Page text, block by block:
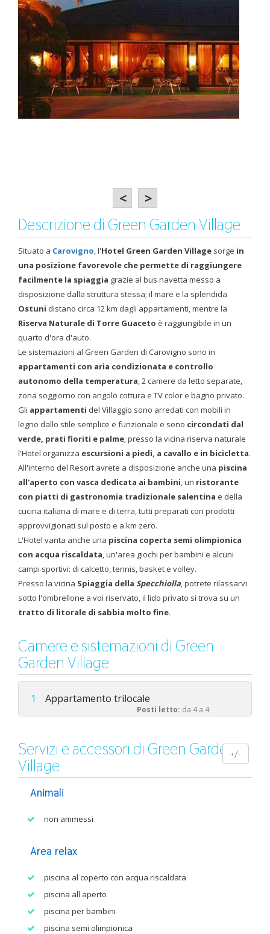
< >
Descrizione di Green Garden Village
Situato a Carovigno, l'Hotel Green Garden Village sorge in
una posizione favorevole che permette di raggiungere
facilmente la spiaggia grazie al bus navetta messo a
disposizione dalla struttura stessa; il mare e la splendida
Ostuni distano circa 12 km dagli appartamenti, mentre la
Riserva Naturale di Torre Guaceto è raggiungibile in un
quarto d'ora d'auto.
Le sistemazioni al Green Garden di Carovigno sono in
appartamenti con aria condizionata e controllo
autonomo della temperatura, 2 camere da letto separate,
zona soggiorno con angolo cottura e TV color e bagno privato.
Gli appartamenti del Villaggio sono arredati con mobili in
legno dallo stile semplice e funzionale e sono circondati dal
verde, prati fioriti e palme; presso la vicina riserva naturale
l'Hotel organizza escursioni a piedi, a cavallo e in bicicletta.
All'interno del Resort avrete a disposizione anche una piscina
all'aperto con vasca dedicata ai bambini, un ristorante
con piatti di gastronomia tradizionale salentina e della
cucina italiana di mare e di terra, tutti preparati con prodotti
approvvigionati sul posto e a km zero.
L'Hotel vanta anche una piscina coperta semi olimpionica
con acqua riscaldata, un'area giochi per bambini e alcuni
campi sportivi: di calcetto, tennis, basket e volley.
Presso la vicina Spiaggia della Specchiolla, potrete rilassarvi
sotto l'ombrellone a voi riservato, il lido privato si trova su un
tratto di litorale di sabbia molto fine.
Camere e sistemazioni di Green
Garden Village
1 Appartamento trilocale
Posti letto: da 4 a 4
Servizi e accessori di Green Garden
Village
+/-
Animali
non ammessi
Area relax
piscina al coperto con acqua riscaldata
piscina all aperto
piscina per bambini
piscina semi olimpionica